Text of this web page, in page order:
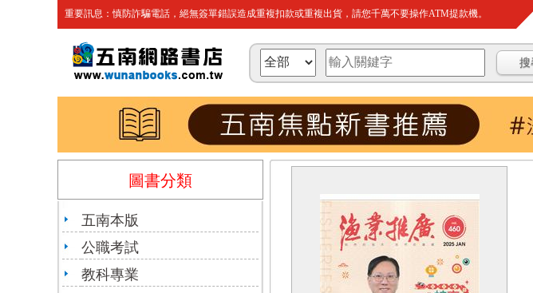
重要訊息：慎防詐騙電話，絕無簽單錯誤造成重複扣款或重複出貨，請您千萬不要操作ATM提款機。
圖書分類
五南本版
公職考試
教科專業